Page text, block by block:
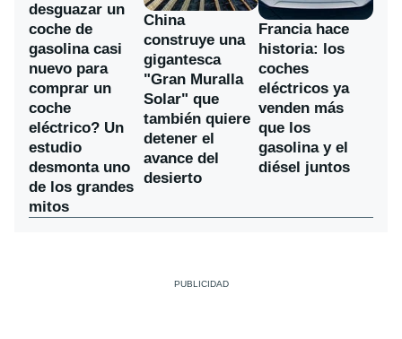
desguazar un
coche de
gasolina casi
nuevo para
comprar un
coche
eléctrico? Un
estudio
desmonta uno
de los grandes
mitos
China
construye una
gigantesca
"Gran Muralla
Solar" que
también quiere
detener el
avance del
desierto
Francia hace
historia: los
coches
eléctricos ya
venden más
que los
gasolina y el
diésel juntos